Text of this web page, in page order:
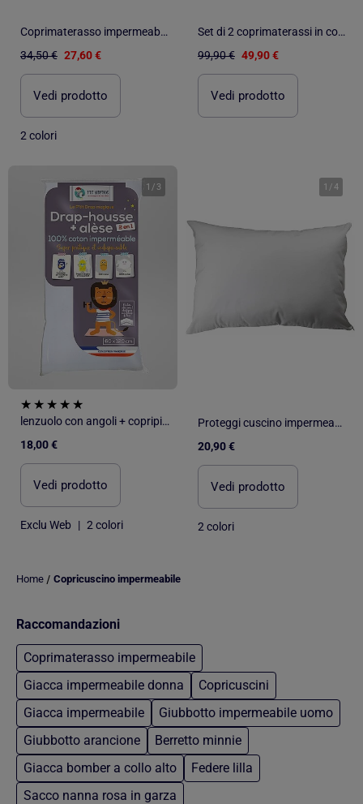
Coprimaterasso impermeabile in spugna e PVC HYGIENA
34,50 € 27,60 €
Vedi prodotto
2 colori
Set di 2 coprimaterassi in cotone, impermeabili, profondi 30 cm
99,90 € 49,90 €
Vedi prodotto
1 / 3
lenzuolo con angoli + copripiumone 2 in 1 'P'tit Albatros'
18,00 €
Vedi prodotto
Exclu Web | 2 colori
1 /4
Proteggi cuscino impermeabile PROTEGGI
20,90 €
Vedi prodotto
2 colori
Home / Copricuscino impermeabile
Raccomandazioni
Coprimaterasso impermeabile
Giacca impermeabile donna
Copricuscini
Giacca impermeabile
Giubbotto impermeabile uomo
Giubbotto arancione
Berretto minnie
Giacca bomber a collo alto
Federe lilla
Sacco nanna rosa in garza